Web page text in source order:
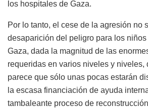
los hospitales de Gaza.
Por lo tanto, el cese de la agresión no
desaparición del peligro para los
Gaza, dada la magnitud de las
requeridas en varios niveles y niveles,
parece que sólo unas pocas estarán
la escasa financiación de ayuda
tambaleante proceso de